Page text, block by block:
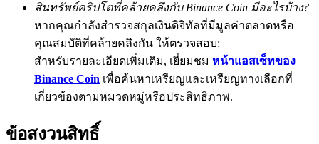
BTC New User Exclusive: 6.5% APR
BTC Flexible Staking | Daily Rewards
สินทรัพย์คริปโตที่คล้ายคลึงกับ Binance Coin มีอะไรบ้าง?
หากคุณกำลังสำรวจสกุลเงินดิจิทัลที่มีมูลค่าตลาดหรือ
คุณสมบัติที่คล้ายคลึงกัน ให้ตรวจสอบ:
สำหรับรายละเอียดเพิ่มเติม, เยี่ยมชม หน้าแอสเซ็ทของ
Binance Coin เพื่อค้นหาเหรียญและเหรียญทางเลือกที่
เกี่ยวข้องตามหมวดหมู่หรือประสิทธิภาพ.
ข้อสงวนสิทธิ์